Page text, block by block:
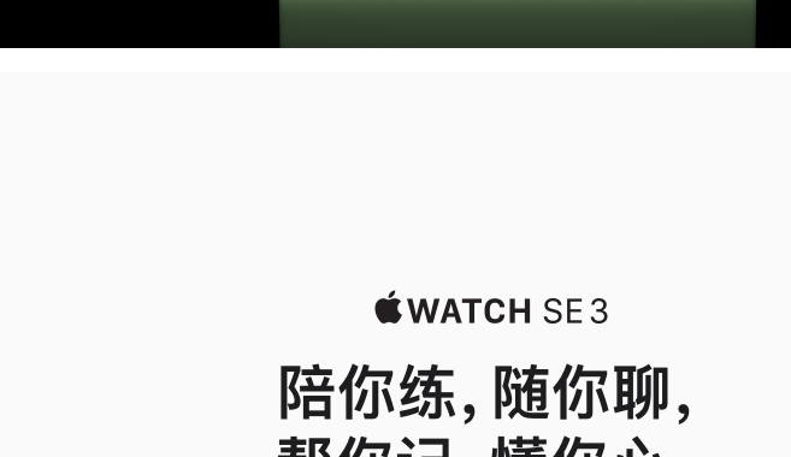
陪你练，随你聊，